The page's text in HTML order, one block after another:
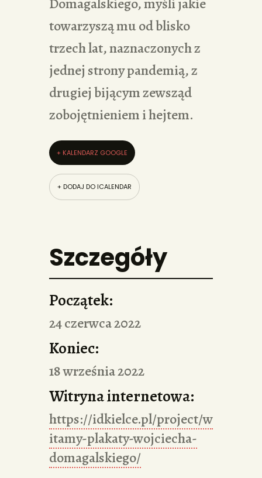
towarzyszą mu od blisko
trzech lat, naznaczonych z
jednej strony pandemią, z
drugiej bijącym zewsząd
zobojętnieniem i hejtem.
+ KALENDARZ GOOGLE
+ DODAJ DO ICALENDAR
Szczegóły
Początek:
24 czerwca 2022
Koniec:
18 września 2022
Witryna internetowa:
https://idkielce.pl/project/w
itamy-plakaty-wojciecha-
domagalskiego/